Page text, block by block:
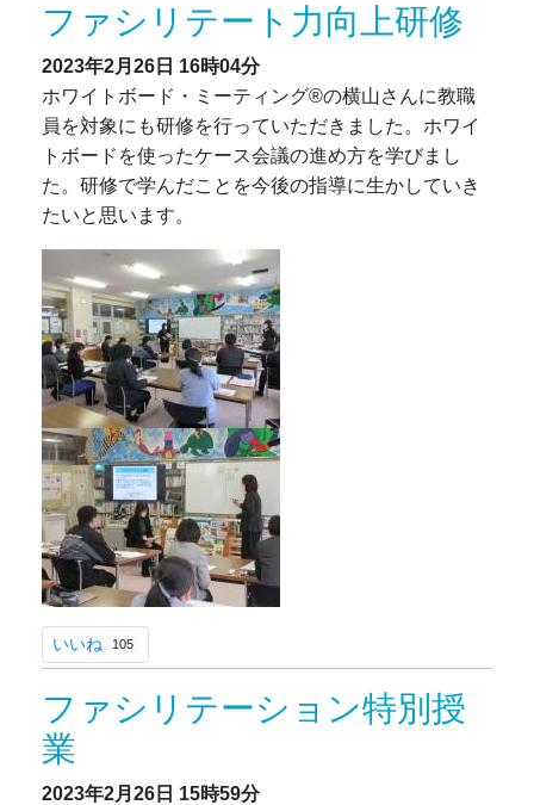
ファシリテート力向上研修
2023年2月26日 16時04分
ホワイトボード・ミーティング®の横山さんに教職
員を対象にも研修を行っていただきました。ホワイ
トボードを使ったケース会議の進め方を学びまし
た。研修で学んだことを今後の指導に生かしていき
たいと思います。
いいね 105
ファシリテーション特別授
業
2023年2月26日 15時59分